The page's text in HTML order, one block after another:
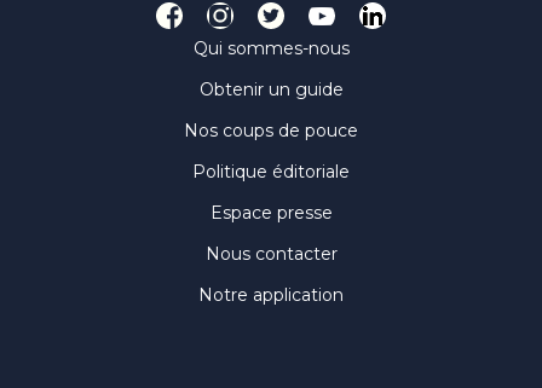
Qui sommes-nous
Obtenir un guide
Nos coups de pouce
Politique éditoriale
Espace presse
Nous contacter
Notre application